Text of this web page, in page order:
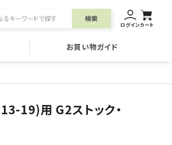
検索
ログインカート
お買い物ガイド
19)用 G2ストック・